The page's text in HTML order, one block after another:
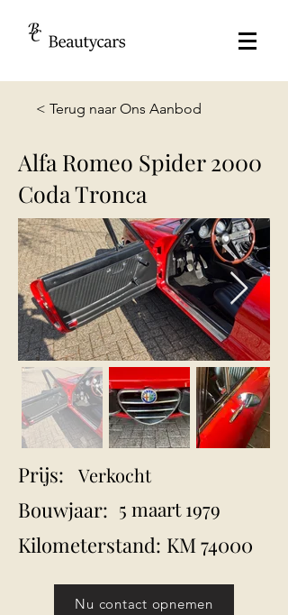
< Terug naar Ons Aanbod
Alfa Romeo Spider 2000
Coda Tronca
Prijs: Verkocht
Bouwjaar: 5 maart 1979
Kilometerstand: KM 74000
Nu contact opnemen